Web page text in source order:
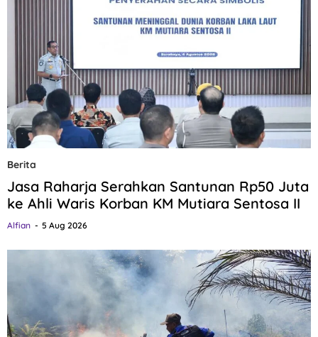
Berita
Jasa Raharja Serahkan Santunan Rp50 Juta
ke Ahli Waris Korban KM Mutiara Sentosa II
Alfian 5 Aug 2026